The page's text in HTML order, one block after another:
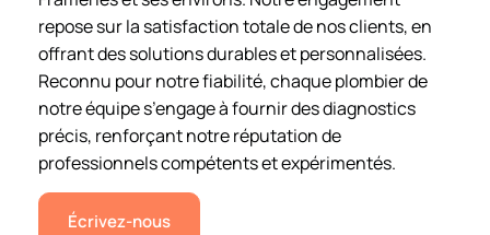
repose sur la satisfaction totale de nos clients, en
offrant des solutions durables et personnalisées.
Reconnu pour notre fiabilité, chaque plombier de
notre équipe s’engage à fournir des diagnostics
précis, renforçant notre réputation de
professionnels compétents et expérimentés.
Écrivez-nous